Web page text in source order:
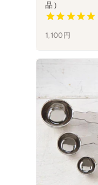
品）
1,100円